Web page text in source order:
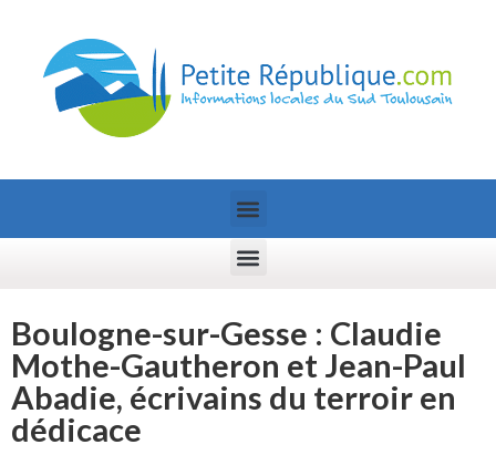
Boulogne-sur-Gesse : Claudie
Mothe-Gautheron et Jean-Paul
Abadie, écrivains du terroir en
dédicace